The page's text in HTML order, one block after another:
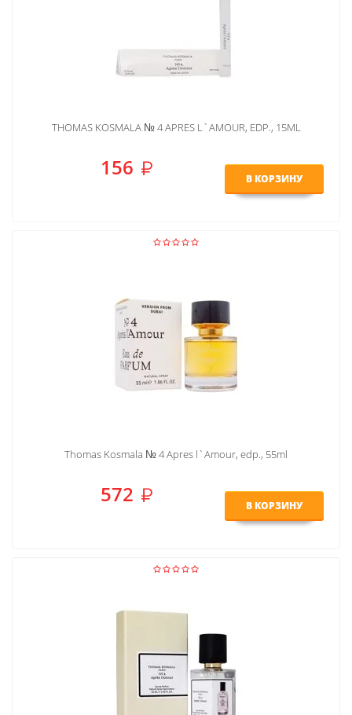
THOMAS KOSMALA № 4 APRES L`AMOUR, EDP., 15ML
156 В КОРЗИНУ
Thomas Kosmala № 4 Apres l`Amour, edp., 55ml
572 В КОРЗИНУ